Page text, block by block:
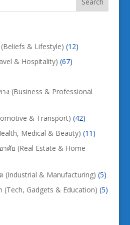
& Lifestyle) (12)
& Hospitality) (67)
ง (Business & Professional
& Transport) (42)
Medical & Beauty) (11)
ศัย (Real Estate & Home
(Industrial & Manufacturing) (5)
Gadgets & Education) (5)